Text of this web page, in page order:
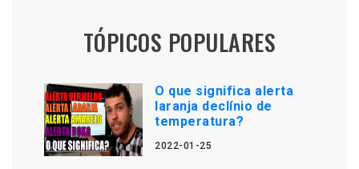
TÓPICOS POPULARES
O que significa alerta
laranja declínio de
temperatura?
2022-01-25